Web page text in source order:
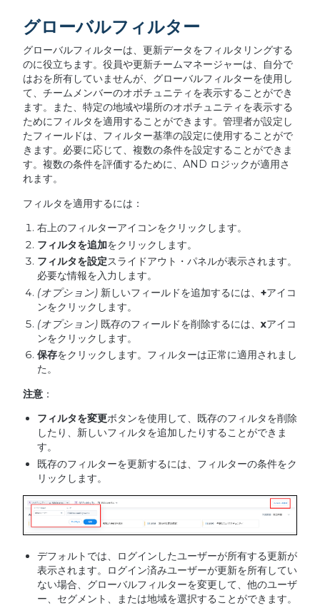
グローバルフィルター
グローバルフィルターは、更新データをフィルタリングする
のに役立ちます。役員や更新チームマネージャーは、自分で
はおを所有していませんが、グローバルフィルターを使用し
て、チームメンバーのオポチュニティを表示することができ
ます。また、特定の地域や場所のオポチュニティを表示する
ためにフィルタを適用することができます。管理者が設定し
たフィールドは、フィルター基準の設定に使用することがで
きます。必要に応じて、複数の条件を設定することができま
す。複数の条件を評価するために、AND ロジックが適用さ
れます。
フィルタを適用するには：
右上のフィルターアイコンをクリックします。
フィルタを追加をクリックします。
フィルタを設定スライドアウト・パネルが表示されます。
必要な情報を入力します。
(オプション)新しいフィールドを追加するには、 +アイコ
ンをクリックします。
(オプション)既存のフィールドを削除するには、xアイコ
ンをクリックします。
保存をクリックします。フィルターは正常に適用されまし
た。
注意：
フィルタを変更ボタンを使用して、既存のフィルタを削除
したり、新しいフィルタを追加したりすることができま
す。
既存のフィルターを更新するには、フィルターの条件をク
リックします。
デフォルトでは、ログインしたユーザーが所有する更新が
表示されます。ログイン済みユーザーが更新を所有してい
ない場合、グローバルフィルターを変更して、他のユーザ
ー、セグメント、または地域を選択することができます。